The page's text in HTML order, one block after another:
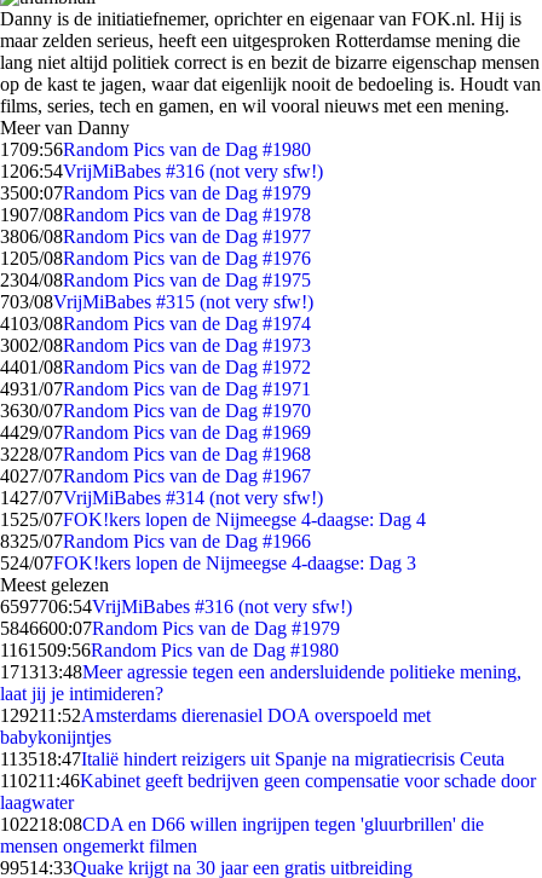
Danny is de initiatiefnemer, oprichter en eigenaar van FOK.nl. Hij is
maar zelden serieus, heeft een uitgesproken Rotterdamse mening die
lang niet altijd politiek correct is en bezit de bizarre eigenschap mensen
op de kast te jagen, waar dat eigenlijk nooit de bedoeling is. Houdt van
films, series, tech en gamen, en wil vooral nieuws met een mening.
Meer van Danny
1709:56Random Pics van de Dag #1980
1206:54VrijMiBabes #316 (not very sfw!)
3500:07Random Pics van de Dag #1979
1907/08Random Pics van de Dag #1978
3806/08Random Pics van de Dag #1977
1205/08Random Pics van de Dag #1976
2304/08Random Pics van de Dag #1975
703/08VrijMiBabes #315 (not very sfw!)
4103/08Random Pics van de Dag #1974
3002/08Random Pics van de Dag #1973
4401/08Random Pics van de Dag #1972
4931/07Random Pics van de Dag #1971
3630/07Random Pics van de Dag #1970
4429/07Random Pics van de Dag #1969
3228/07Random Pics van de Dag #1968
4027/07Random Pics van de Dag #1967
1427/07VrijMiBabes #314 (not very sfw!)
1525/07FOK!kers lopen de Nijmeegse 4-daagse: Dag 4
8325/07Random Pics van de Dag #1966
524/07FOK!kers lopen de Nijmeegse 4-daagse: Dag 3
Meest gelezen
6597706:54VrijMiBabes #316 (not very sfw!)
5846600:07Random Pics van de Dag #1979
1161509:56Random Pics van de Dag #1980
171313:48Meer agressie tegen een andersluidende politieke mening,
laat jij je intimideren?
129211:52Amsterdams dierenasiel DOA overspoeld met
babykonijntjes
113518:47Italië hindert reizigers uit Spanje na migratiecrisis Ceuta
110211:46Kabinet geeft bedrijven geen compensatie voor schade door
laagwater
102218:08CDA en D66 willen ingrijpen tegen 'gluurbrillen' die
mensen ongemerkt filmen
99514:33Quake krijgt na 30 jaar een gratis uitbreiding